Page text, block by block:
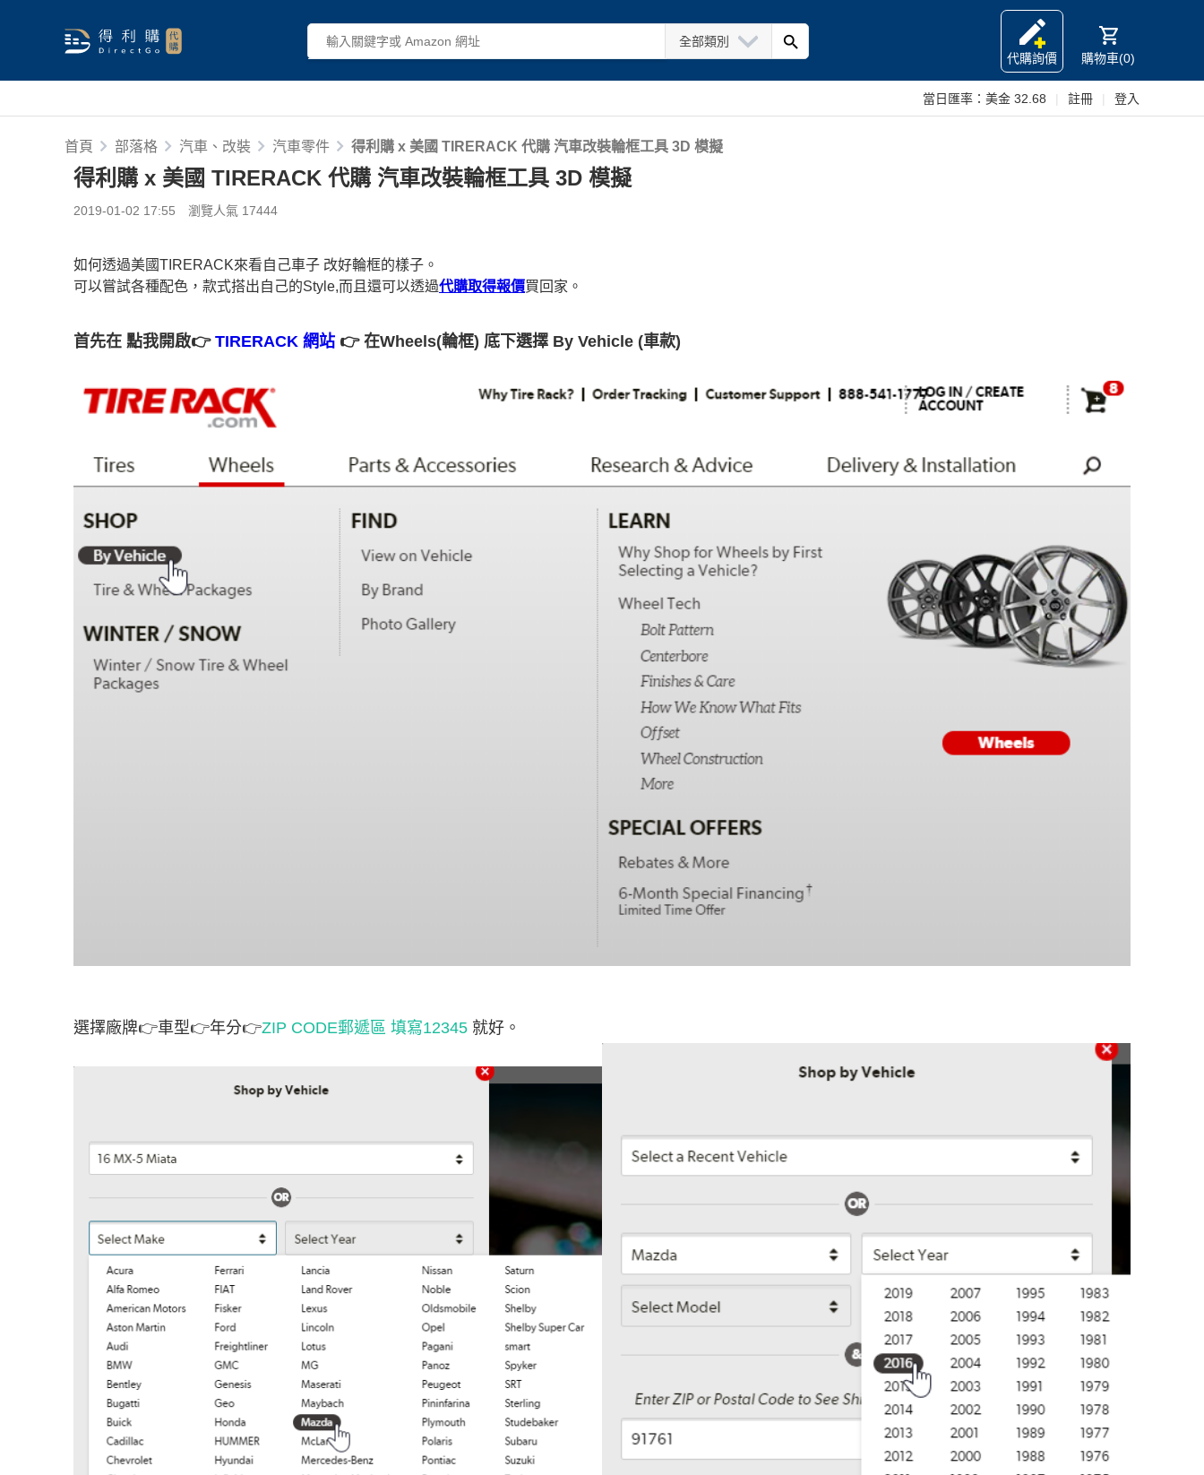
全部類別
代購詢價
購物車(0)
當日匯率： 美金 32.68 註冊 登入
首頁 部落格 汽車、改裝 汽車零件 得利購 x 美國 TIRERACK 代購 汽車改裝輪框工具 3D 模擬
得利購 x 美國 TIRERACK 代購 汽車改裝輪框工具 3D 模擬
2019-01-02 17:55 瀏覽人氣 17444
如何透過美國TIRERACK來看自己車子 改好輪框的樣子。
可以嘗試各種配色，款式搭出自己的Style,而且還可以透過代購取得報價買回家。
首先在 點我開啟👉 TIRERACK 網站 👉 在Wheels(輪框) 底下選擇 By Vehicle (車款)
選擇廠牌👉車型👉年分👉ZIP CODE郵遞區 填寫12345 就好。